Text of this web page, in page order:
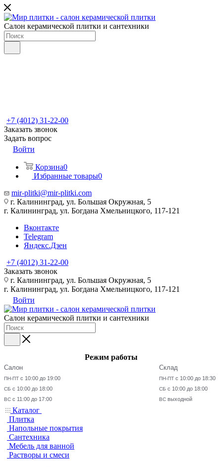
Салон керамической плитки и сантехники
+7 (4012) 31-22-00
Заказать звонок
Задать вопрос
Войти
Корзина0
Избранные товары0
mir-plitki@mir-plitki.com
г. Калининград, ул. Большая Окружная, 5
г. Калининград, ул. Богдана Хмельницкого, 117-121
Вконтакте
Telegram
Яндекс.Дзен
+7 (4012) 31-22-00
Заказать звонок
г. Калининград, ул. Большая Окружная, 5
г. Калининград, ул. Богдана Хмельницкого, 117-121
Войти
Салон керамической плитки и сантехники
Режим работы
Салон
ПН-ПТ с 10:00 до 19:00
СБ с 10:00 до 18:00
ВС с 11:00 до 17:00
Склад
ПН-ПТ с 10:00 до 18:30
СБ с 10:00 до 18:00
ВС выходной
Каталог
Плитка
Напольные покрытия
Сантехника
Мебель для ванной
Растворы и смеси